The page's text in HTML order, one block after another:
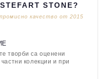
STONE?
качество от 2015
творби са оценени
колекции и при